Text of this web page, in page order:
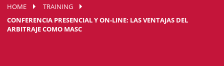
HOME
TRAINING
CONFERENCIA PRESENCIAL Y ON-LINE: LAS VENTAJAS DEL
ARBITRAJE COMO MASC